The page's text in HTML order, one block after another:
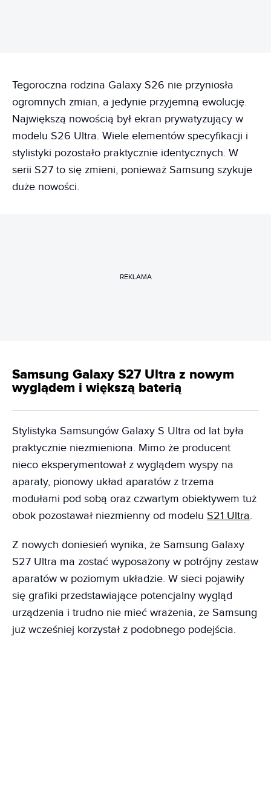
Tegoroczna rodzina Galaxy S26 nie przyniosła
ogromnych zmian, a jedynie przyjemną ewolucję.
Największą nowością był ekran prywatyzujący w
modelu S26 Ultra. Wiele elementów specyfikacji i
stylistyki pozostało praktycznie identycznych. W
serii S27 to się zmieni, ponieważ Samsung szykuje
duże nowości.
REKLAMA
Samsung Galaxy S27 Ultra z nowym
wyglądem i większą baterią
Stylistyka Samsungów Galaxy S Ultra od lat była
praktycznie niezmieniona. Mimo że producent
nieco eksperymentował z wyglądem wyspy na
aparaty, pionowy układ aparatów z trzema
modułami pod sobą oraz czwartym obiektywem tuż
obok pozostawał niezmienny od modelu S21 Ultra.
Z nowych doniesień wynika, że Samsung Galaxy
S27 Ultra ma zostać wyposażony w potrójny zestaw
aparatów w poziomym układzie. W sieci pojawiły
się grafiki przedstawiające potencjalny wygląd
urządzenia i trudno nie mieć wrażenia, że Samsung
już wcześniej korzystał z podobnego podejścia.